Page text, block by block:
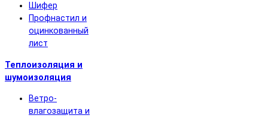
Шифер
Профнастил и
оцинкованный
лист
Теплоизоляция и
шумоизоляция
Ветро-
влагозащита и